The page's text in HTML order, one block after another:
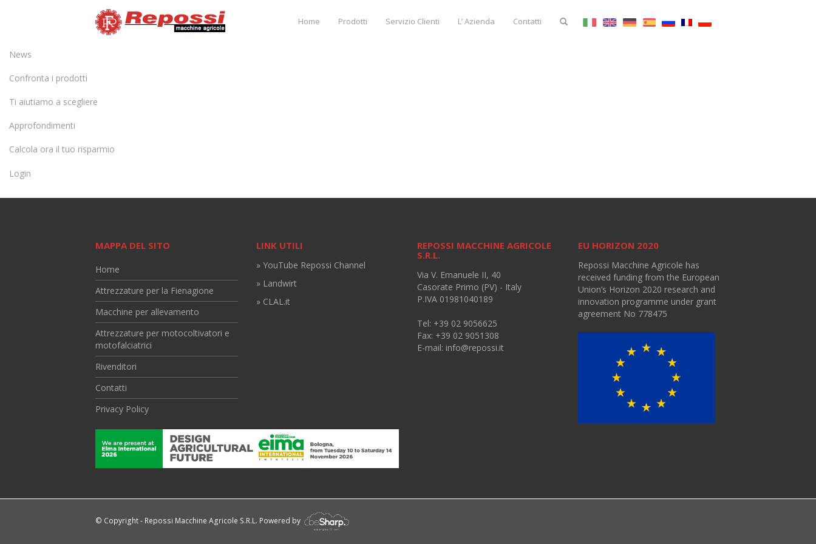
Home Prodotti Servizio Clienti L’ Azienda Contatti
News
Confronta i prodotti
Ti aiutiamo a scegliere
Approfondimenti
Calcola ora il tuo risparmio
Login
MAPPA DEL SITO
Home
Attrezzature per la Fienagione
Macchine per allevamento
Attrezzature per motocoltivatori e
motofalciatrici
Rivenditori
Contatti
Privacy Policy
LINK UTILI
» YouTube Repossi Channel
» Landwirt
» CLAL.it
REPOSSI MACCHINE AGRICOLE
S.R.L.
Via V. Emanuele II, 40
Casorate Primo (PV) - Italy
P.IVA 01981040189
Tel: +39 02 9056625
Fax: +39 02 9051308
E-mail: info@repossi.it
EU HORIZON 2020
Repossi Macchine Agricole has
received funding from the European
Union’s Horizon 2020 research and
innovation programme under grant
agreement No 778475
© Copyright - Repossi Macchine Agricole S.R.L. Powered by